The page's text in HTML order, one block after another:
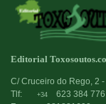
Editorial
C/ Cruceiro do Rego, 2
Tlf:
+34
623 384 776